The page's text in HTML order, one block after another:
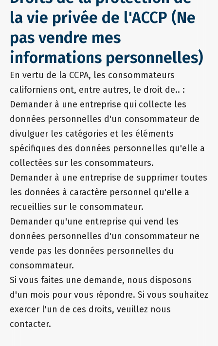
la vie privée de l'ACCP (Ne
pas vendre mes
informations personnelles)
En vertu de la CCPA, les consommateurs
californiens ont, entre autres, le droit de.. :
Demander à une entreprise qui collecte les
données personnelles d'un consommateur de
divulguer les catégories et les éléments
spécifiques des données personnelles qu'elle a
collectées sur les consommateurs.
Demander à une entreprise de supprimer toutes
les données à caractère personnel qu'elle a
recueillies sur le consommateur.
Demander qu'une entreprise qui vend les
données personnelles d'un consommateur ne
vende pas les données personnelles du
consommateur.
Si vous faites une demande, nous disposons
d'un mois pour vous répondre. Si vous souhaitez
exercer l'un de ces droits, veuillez nous
contacter.